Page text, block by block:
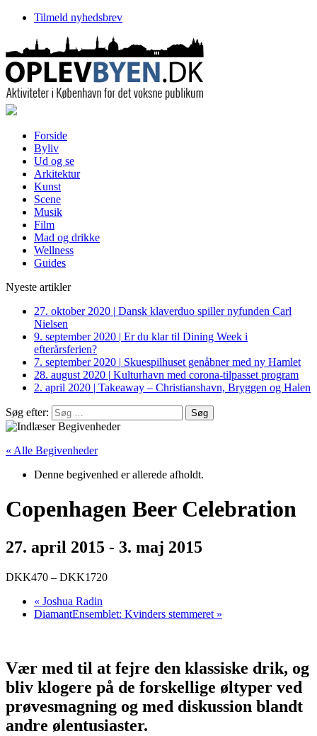
Tilmeld nyhedsbrev
Forside
Byliv
Ud og se
Arkitektur
Kunst
Scene
Musik
Film
Mad og drikke
Wellness
Guides
Nyeste artikler
27. oktober 2020 | Dansk klaverduo spiller nyfunden Carl
Nielsen
9. september 2020 | Er du klar til Dining Week i
efterårsferien?
7. september 2020 | Skuespilhuset genåbner med ny Hamlet
28. august 2020 | Kulturhavn med corona-tilpasset program
2. april 2020 | Takeaway – Christianshavn, Bryggen og Halen
Søg efter:
« Alle Begivenheder
Denne begivenhed er allerede afholdt.
Copenhagen Beer Celebration
27. april 2015 - 3. maj 2015
DKK470 – DKK1720
« Joshua Radin
DiamantEnsemblet: Kvinders stemmeret »
Vær med til at fejre den klassiske drik, og
bliv klogere på de forskellige øltyper ved
prøvesmagning og med diskussion blandt
andre ølentusiaster.